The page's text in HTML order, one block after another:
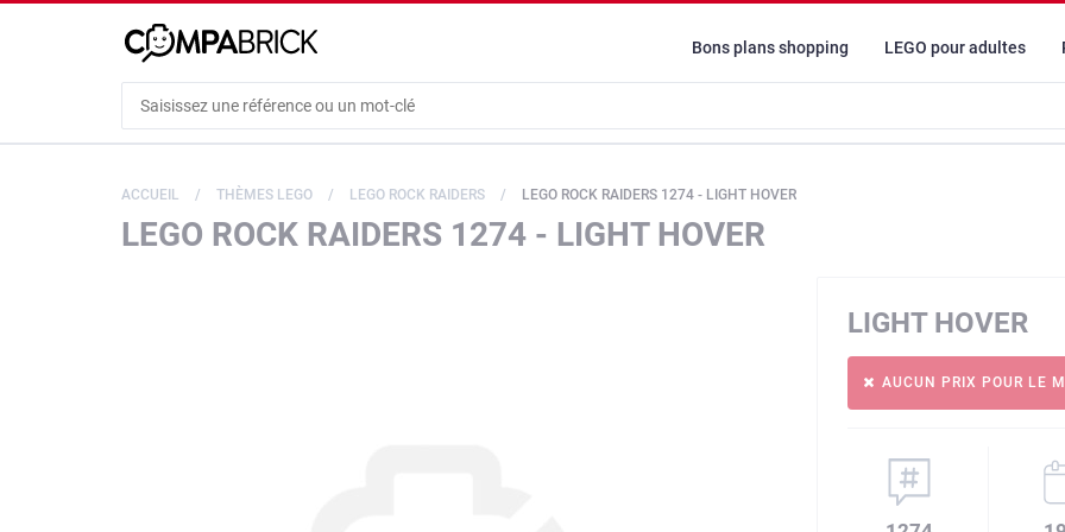
Bons plans shopping LEGO pour adultes
ACCUEIL THÈMES LEGO LEGO ROCK RAIDERS LEGO ROCK RAIDERS 1274 - LIGHT HOVER
LEGO ROCK RAIDERS 1274 - LIGHT HOVER
LIGHT HOVER
AUCUN PRIX POUR LE